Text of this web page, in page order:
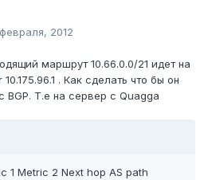
2012
маршрут 10.66.0.0/21 идет на
. Как сделать что бы он
BGP. Т.е на сервер с Quagga
1 Metric 2 Next hop AS path